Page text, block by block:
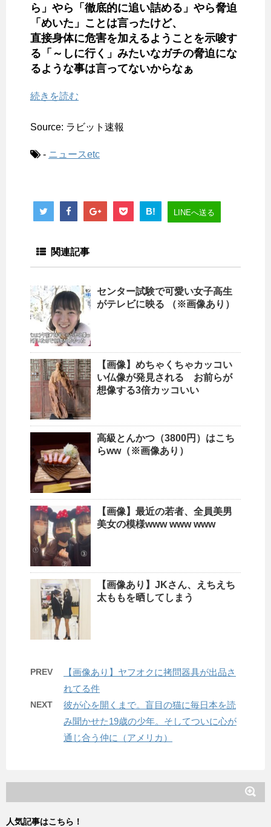
ら」やら「徹底的に追い詰める」やら脅迫
「めいた」ことは言ったけど、
直接身体に危害を加えるようことを示唆す
る「～しに行く」みたいなガチの脅迫にな
るような事は言ってないからなぁ
続きを読む
Source: ラビット速報
- ニュースetc
B! LINEへ送る
関連記事
センター試験で可愛い女子高生
がテレビに映る （※画像あり）
【画像】めちゃくちゃカッコい
い仏像が発見される お前らが
想像する3倍カッコいい
高級とんかつ（3800円）はこち
らww（※画像あり）
【画像】最近の若者、全員美男
美女の模様www www www
【画像あり】JKさん、えちえち
太ももを晒してしまう
PREV
【画像あり】ヤフオクに拷問器具が出品さ
れてる件
NEXT
彼が心を開くまで。盲目の猫に毎日本を読
み聞かせた19歳の少年。そしてついに心が
通じ合う仲に（アメリカ）
人気記事はこちら！